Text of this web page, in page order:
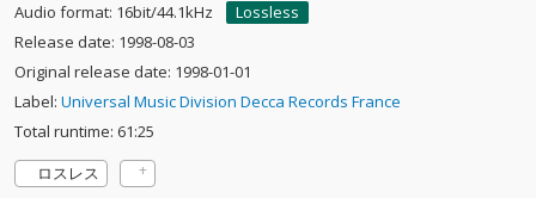
Audio format: 16bit/44.1kHz
Lossless
Release date: 1998-08-03
Original release date: 1998-01-01
Label: Universal Music Division Decca Records France
Total runtime: 61:25
ロスレス